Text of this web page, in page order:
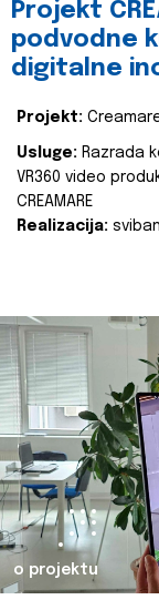
Projekt
podvodne
digitalne
Projekt:
Usluge: Razrada
VR360 video
CREAMARE
Realizacija:
o projektu